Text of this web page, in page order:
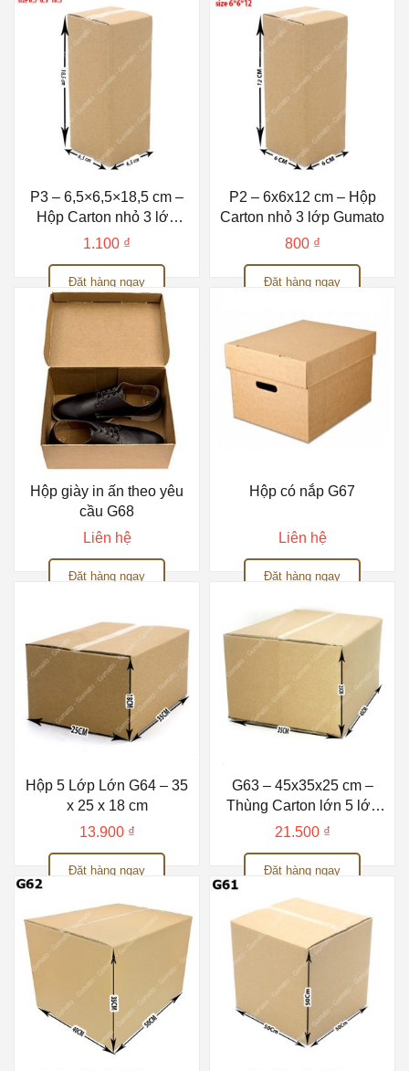
P3 – 6,5×6,5×18,5 cm –
Hộp Carton nhỏ 3 lớp
Gumato
1.100 ₫
Đặt hàng ngay
P2 – 6x6x12 cm – Hộp
Carton nhỏ 3 lớp Gumato
800 ₫
Đặt hàng ngay
Hộp giày in ấn theo yêu
cầu G68
Liên hệ
Đặt hàng ngay
Hộp có nắp G67
Liên hệ
Đặt hàng ngay
Hộp 5 Lớp Lớn G64 – 35
x 25 x 18 cm
13.900 ₫
Đặt hàng ngay
G63 – 45x35x25 cm –
Thùng Carton lớn 5 lớp
Gumato
21.500 ₫
Đặt hàng ngay